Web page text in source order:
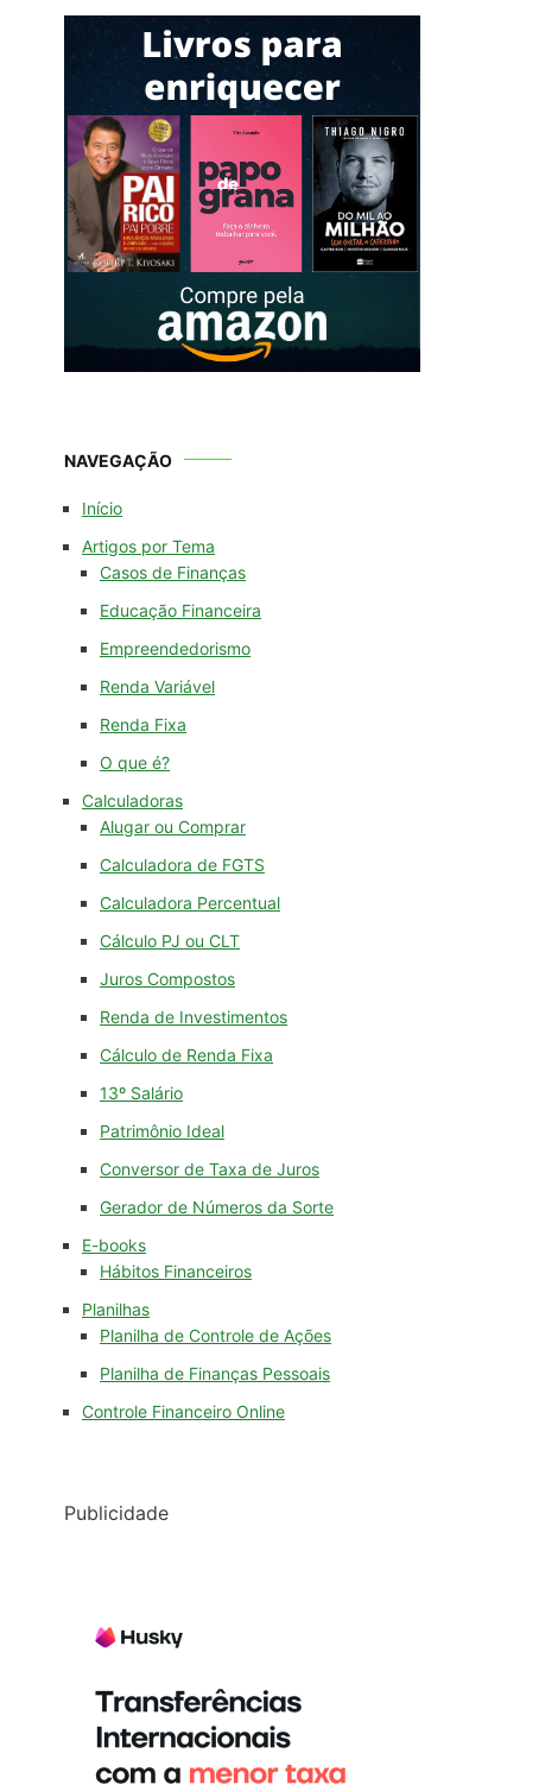
NAVEGAÇÃO
Início
Artigos por Tema
Casos de Finanças
Educação Financeira
Empreendedorismo
Renda Variável
Renda Fixa
O que é?
Calculadoras
Alugar ou Comprar
Calculadora de FGTS
Calculadora Percentual
Cálculo PJ ou CLT
Juros Compostos
Renda de Investimentos
Cálculo de Renda Fixa
13º Salário
Patrimônio Ideal
Conversor de Taxa de Juros
Gerador de Números da Sorte
E-books
Hábitos Financeiros
Planilhas
Planilha de Controle de Ações
Planilha de Finanças Pessoais
Controle Financeiro Online
Publicidade